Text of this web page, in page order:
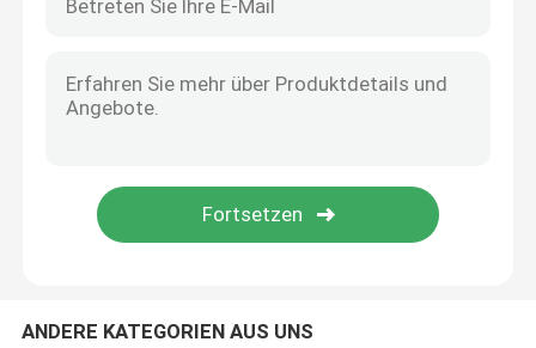
DC-ev Ladegerät
NACS-Adapter von Tesla
Automobil-Schalter-Panel
ANDERE KATEGORIEN AUS UNS